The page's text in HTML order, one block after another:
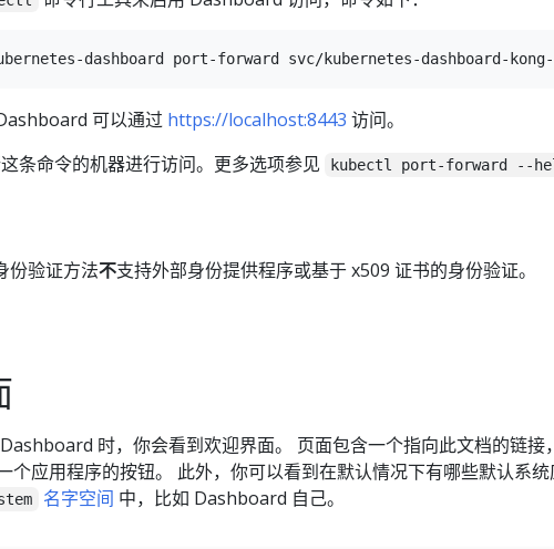
可以通过 https://localhost:8443 访问。
条命令的机器进行访问。更多选项参见 kubectl port-forward --
份验证方法不支持外部身份提供程序或基于 x509 证书的身份验证。
时，你会看到欢迎界面。 页面包含一个指向此文档的链接
个应用程序的按钮。 此外，你可以看到在默认情况下有哪些默认系
名字空间 中，比如 Dashboard 自己。